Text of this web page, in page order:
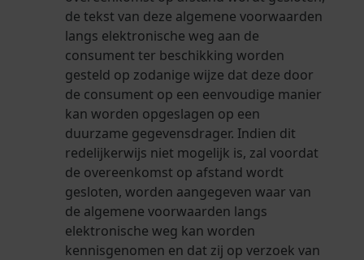
de tekst van deze algemene voorwaarden
langs elektronische weg aan de
consument ter beschikking worden
gesteld op zodanige wijze dat deze door
de consument op een eenvoudige manier
kan worden opgeslagen op een
duurzame gegevensdrager. Indien dit
redelijkerwijs niet mogelijk is, zal voordat
de overeenkomst op afstand wordt
gesloten, worden aangegeven waar van
de algemene voorwaarden langs
elektronische weg kan worden
kennisgenomen en dat zij op verzoek van